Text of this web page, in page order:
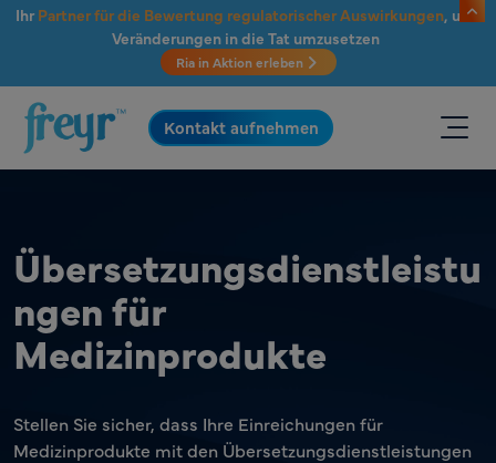
Zum Hauptinhalt springen
Ihr Partner für die Bewertung regulatorischer Auswirkungen, um
Veränderungen in die Tat umzusetzen
Ria in Aktion erleben
.
Kontakt aufnehmen
Übersetzungsdienstleistu
ngen für
Medizinprodukte
Stellen Sie sicher, dass Ihre Einreichungen für
Medizinprodukte mit den Übersetzungsdienstleistungen